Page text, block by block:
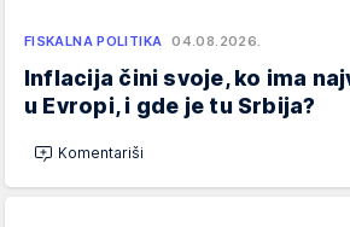
FISKALNA POLITIKA 04.08.2026.
Inflacija čini svoje, ko ima
u Evropi, i gde je tu Srbija?
Komentariši